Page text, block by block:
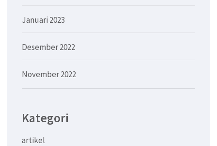
Januari 2023
Desember 2022
November 2022
Kategori
artikel